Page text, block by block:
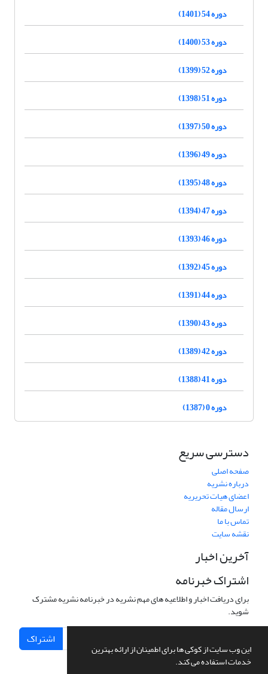
این وب سایت از کوکی ها برای اطمینان از ارائه بهترین
خدمات استفاده می کند.
دوره 54 (1401)
دوره 53 (1400)
دوره 52 (1399)
دوره 51 (1398)
دوره 50 (1397)
دوره 49 (1396)
دوره 48 (1395)
دوره 47 (1394)
دوره 46 (1393)
دوره 45 (1392)
دوره 44 (1391)
دوره 43 (1390)
دوره 42 (1389)
دوره 41 (1388)
دوره 0 (1387)
دسترسی سریع
صفحه اصلی
درباره نشریه
اعضای هیات تحریریه
ارسال مقاله
تماس با ما
نقشه سایت
آخرین اخبار
اشتراک خبرنامه
برای دریافت اخبار و اطلاعیه های مهم نشریه در خبرنامه نشریه مشترک
شوید.
اشتراک